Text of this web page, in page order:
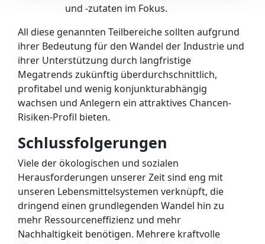
und -zutaten im Fokus.
All diese genannten Teilbereiche sollten aufgrund
ihrer Bedeutung für den Wandel der Industrie und
ihrer Unterstützung durch langfristige
Megatrends zukünftig überdurchschnittlich,
profitabel und wenig konjunkturabhängig
wachsen und Anlegern ein attraktives Chancen-
Risiken-Profil bieten.
Schlussfolgerungen
Viele der ökologischen und sozialen
Herausforderungen unserer Zeit sind eng mit
unseren Lebensmittelsystemen verknüpft, die
dringend einen grundlegenden Wandel hin zu
mehr Ressourceneffizienz und mehr
Nachhaltigkeit benötigen. Mehrere kraftvolle